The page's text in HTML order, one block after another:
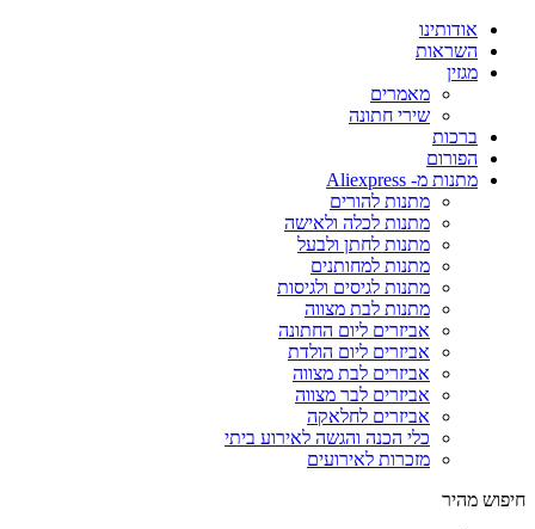
אודותינו
השראות
מגזין
מאמרים
שירי חתונה
ברכות
הפורום
מתנות מ- Aliexpress
מתנות להורים
מתנות לכלה ולאישה
מתנות לחתן ולבעל
מתנות למחותנים
מתנות לגיסים ולגיסות
מתנות לבת מצווה
אביזרים ליום החתונה
אביזרים ליום הולדת
אביזרים לבת מצווה
אביזרים לבר מצווה
אביזרים לחלאקה
כלי הכנה והגשה לאירוע ביתי
מזכרות לאירועים
חיפוש מהיר